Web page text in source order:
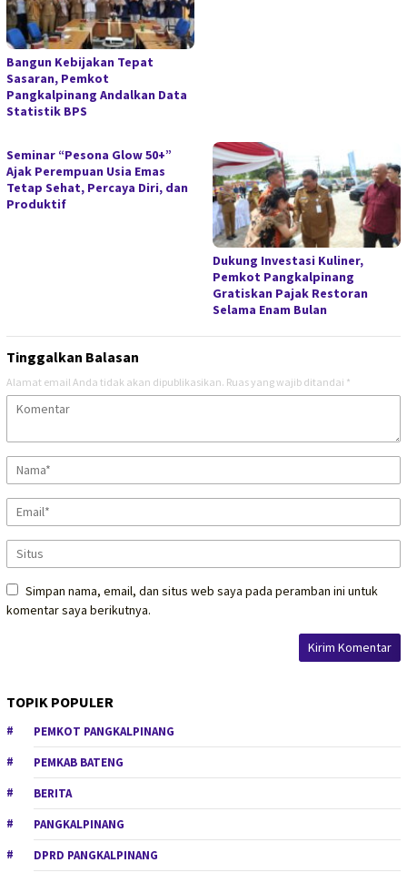
Bangun Kebijakan Tepat
Sasaran, Pemkot
Pangkalpinang Andalkan Data
Statistik BPS
Seminar “Pesona Glow 50+”
Ajak Perempuan Usia Emas
Tetap Sehat, Percaya Diri, dan
Produktif
Dukung Investasi Kuliner,
Pemkot Pangkalpinang
Gratiskan Pajak Restoran
Selama Enam Bulan
Tinggalkan Balasan
Alamat email Anda tidak akan dipublikasikan. Ruas yang wajib ditandai *
Simpan nama, email, dan situs web saya pada peramban ini untuk
komentar saya berikutnya.
TOPIK POPULER
PEMKOT PANGKALPINANG
PEMKAB BATENG
BERITA
PANGKALPINANG
DPRD PANGKALPINANG